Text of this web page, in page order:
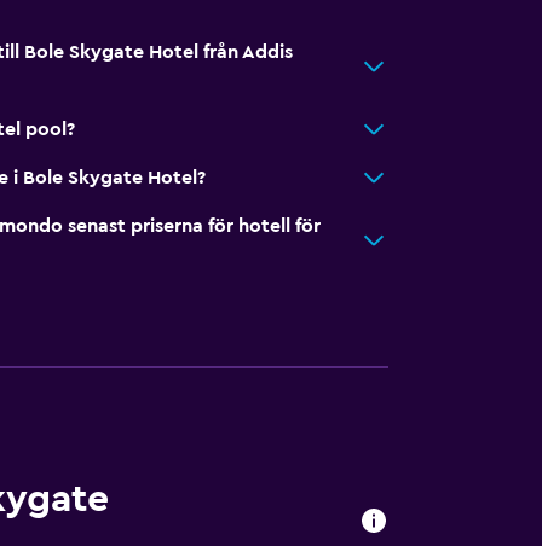
Bole Skygate Hotel från Addis
pool?
i Bole Skygate Hotel?
senast priserna för hotell för